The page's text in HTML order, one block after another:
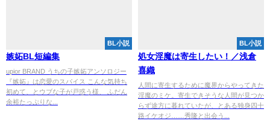
BL小説
嫉妬BL短編集
upior BRAND うちの子嫉妬アンソロジー
『嫉妬』は恋愛のスパイス こんな気持ち
初めて、とウブな子が戸惑う様、 ふだん
余裕たっぷりな...
BL小説
処女淫魔は寄生したい！／浅倉
喜織
人間に寄生するために魔界からやってきた
淫魔のミケ。寄生できそうな人間が見つか
らず途方に暮れていたが、とある独身四十
路イケオジ……秀隆と出会う...